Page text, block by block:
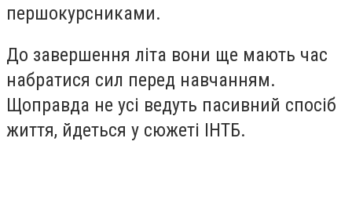
першокурсниками.
До завершення літа вони ще мають час
набратися сил перед навчанням.
Щоправда не усі ведуть пасивний спосіб
життя, йдеться у сюжеті ІНТБ.